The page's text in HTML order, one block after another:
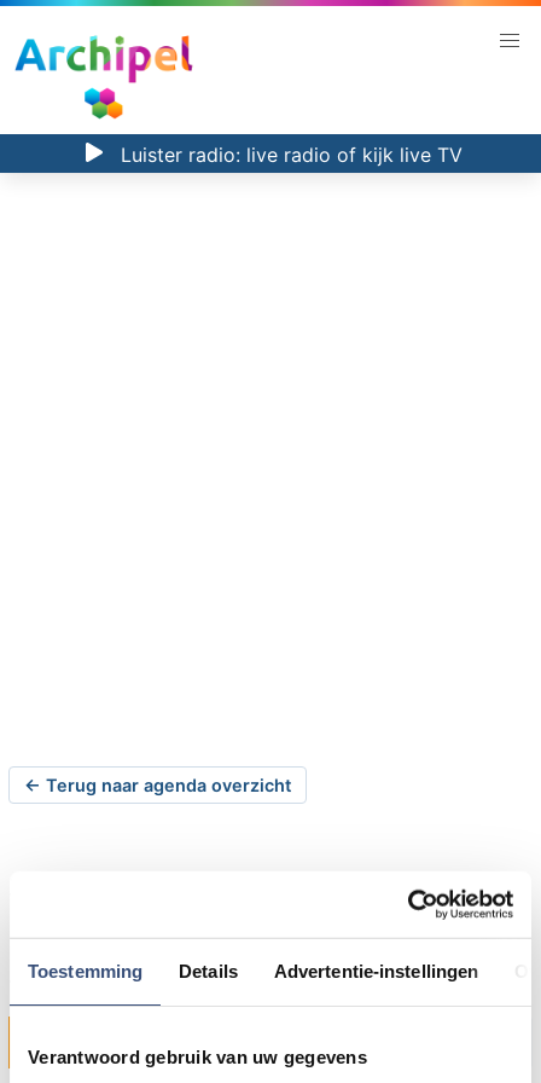
Toestemming Details Advertentie-instellingen
Verantwoord gebruik van uw gegevens
Luister radio: live radio of kijk live TV
← Terug naar agenda overzicht
buitenconcert in
Sommelsdijk